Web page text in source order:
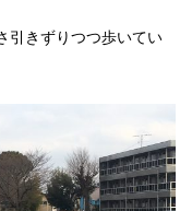
引きずりつつ歩いてい